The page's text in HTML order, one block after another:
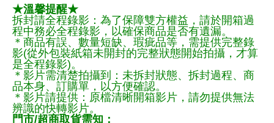
★溫馨提醒★
拆封請全程錄影：為了保障雙方權益，請於開箱過
程中務必全程錄影，以確保商品是否有遺漏。
＊商品有誤、數量短缺、瑕疵品等，需提供完整錄
影(從外包裝紙箱未開封的完整狀態開始拍攝，才算
是全程錄影)。
＊影片需清楚拍攝到：未拆封狀態、拆封過程、商
品本身、訂購單，以方便確認。
＊影片請提供：原檔清晰開箱影片，請勿提供無法
辨識的快轉影片。
門市/超商取貨需知：